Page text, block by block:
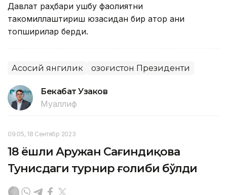
Давлат раҳбари ушбу фаолиятни
такомиллаштириш юзасидан бир қатор аниқ
топшириқлар берди.
Асосий янгилик Қозоғистон Президенти
Бекабат Узаков
Муаллиф
09:05, 18 Сентябр 2023
18 ёшли Аружан Сағиндиқова
Тунисдаги турнир ғолиби бўлди